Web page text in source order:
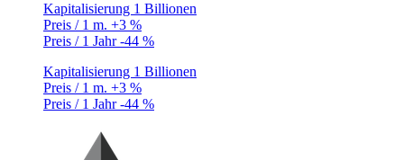
Kapitalisierung 1 Billionen
Preis / 1 m. +3 %
Preis / 1 Jahr-44 %
Kapitalisierung 1 Billionen
Preis / 1 m. +3 %
Preis / 1 Jahr-44 %